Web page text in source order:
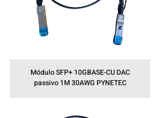
Módulo SFP+ 10GBASE-CU DAC
passivo 1M 30AWG PYNETEC